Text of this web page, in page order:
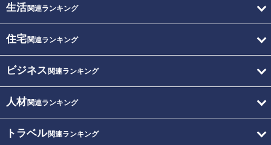
生活関連ランキング
住宅関連ランキング
ビジネス 関連ランキング
人材関連ランキング
トラベル関連ランキング